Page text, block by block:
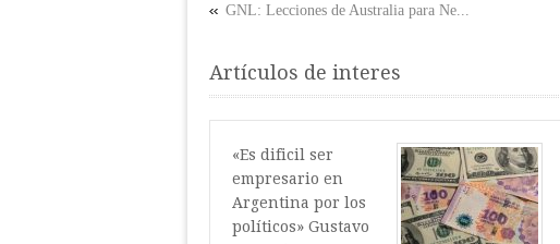
GNL: Lecciones de Australia para Ne...
Artículos de interes
«Es dificil ser
empresario en
Argentina por los
políticos» Gustavo